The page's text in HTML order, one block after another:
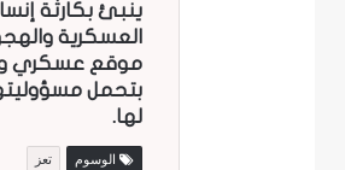
ينبئ بكارثة
العسكرية
موقع عسكري
بتحمل
لها.
الوسوم تعز